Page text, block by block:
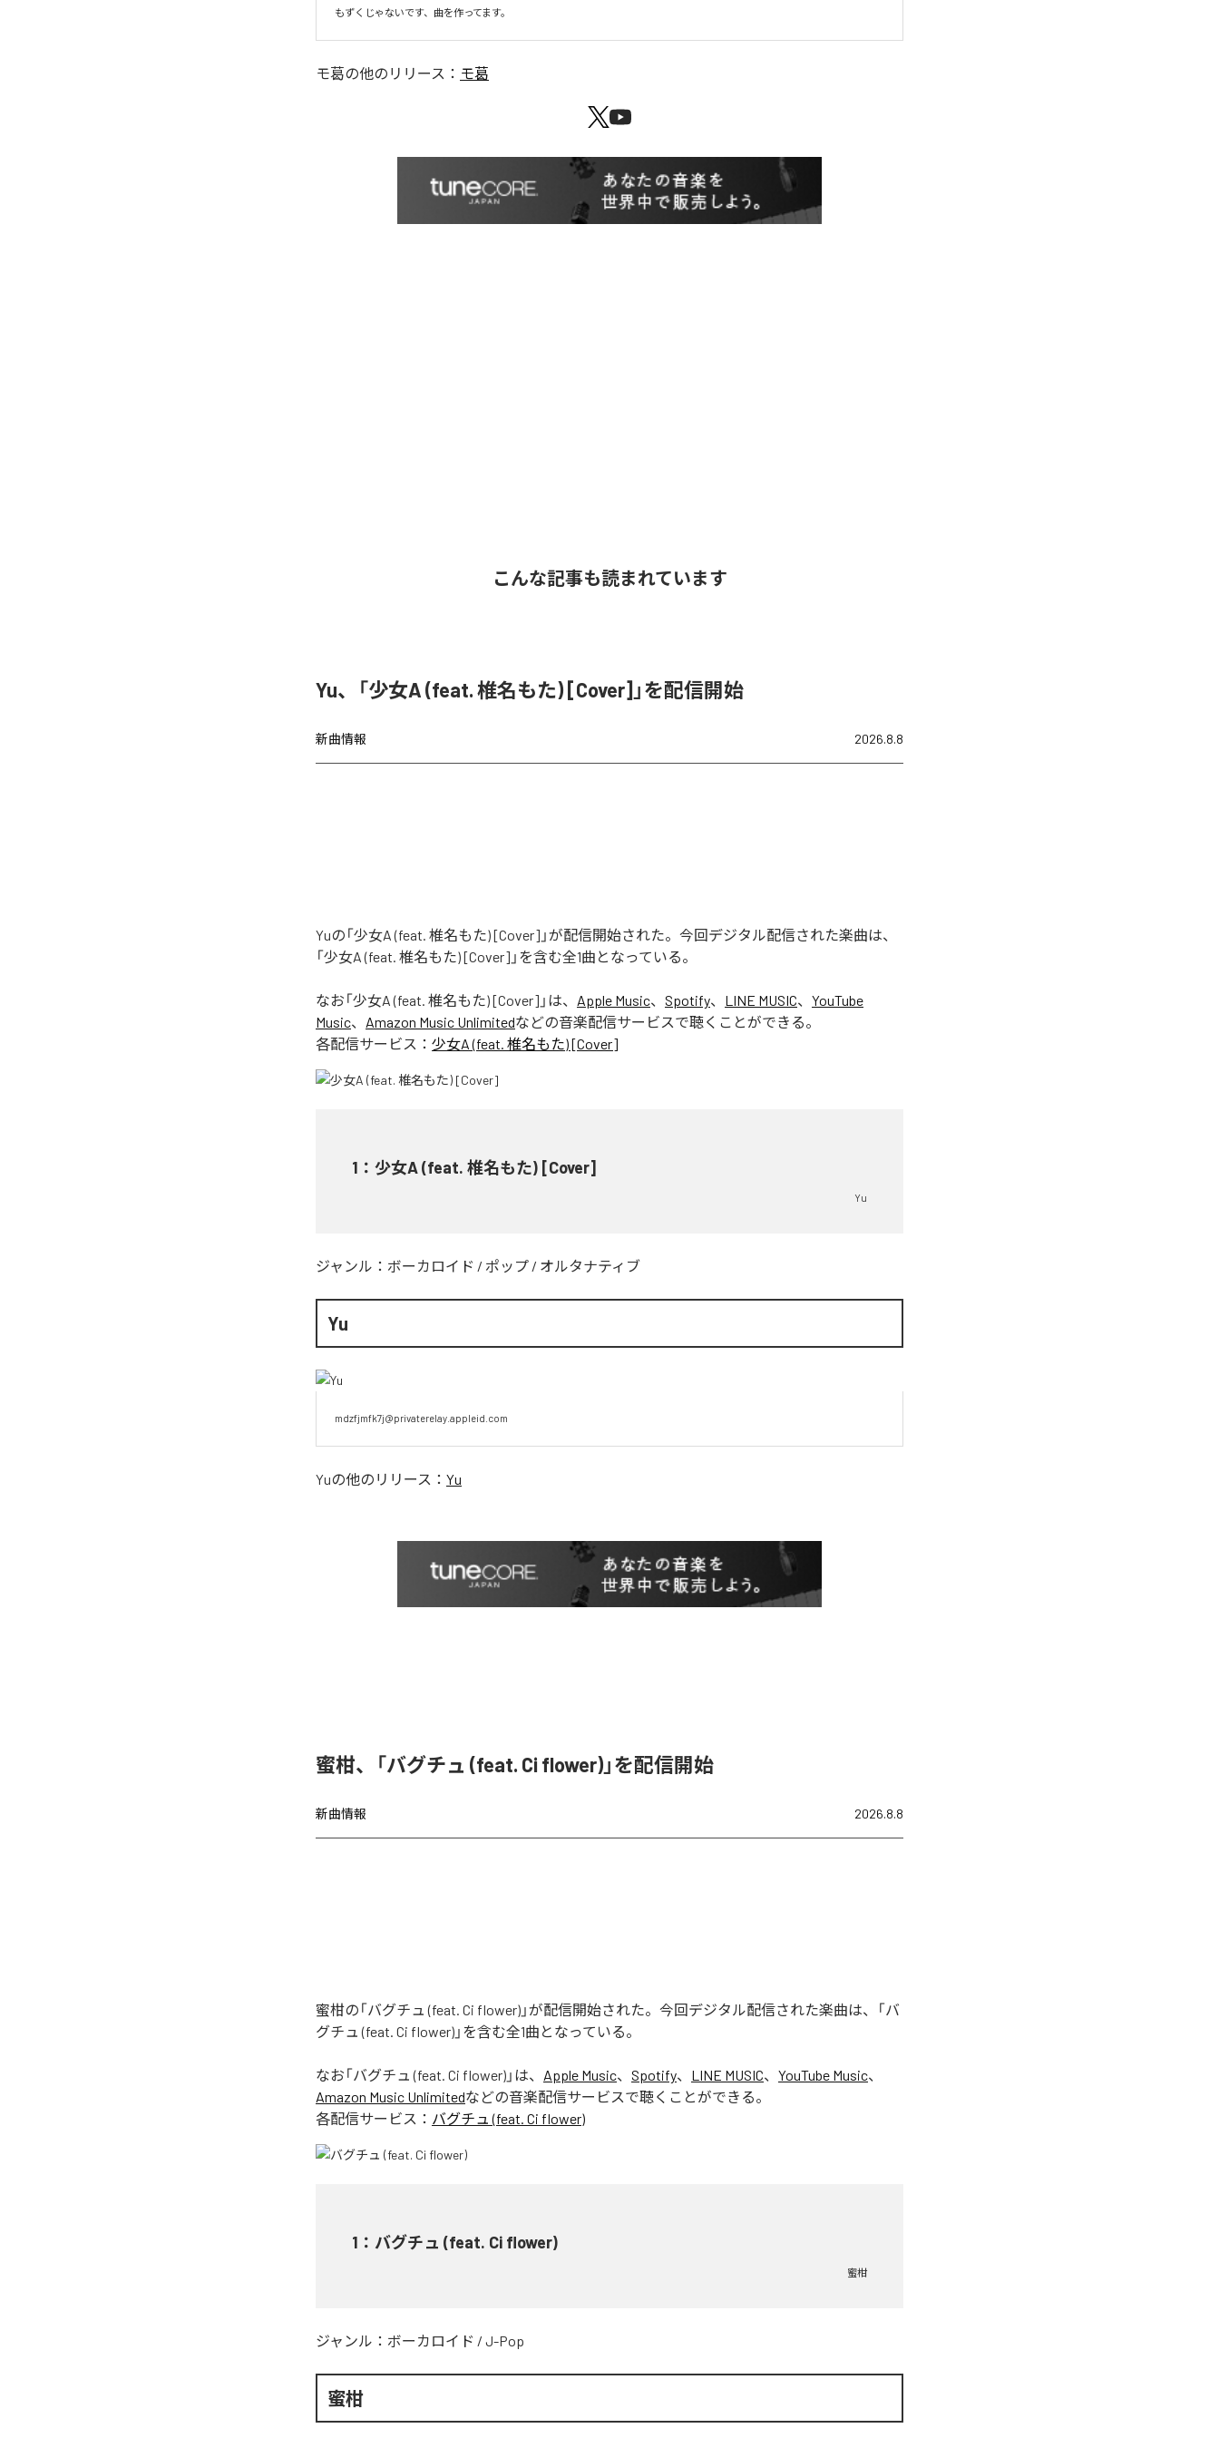
もずくじゃないです、曲を作ってます。
モ葛の他のリリース： モ葛
こんな記事も読まれています
Yu、「少女A (feat. 椎名もた) [Cover]」を配信開始
新曲情報 2026.8.8
Yuの「少女A (feat. 椎名もた) [Cover]」が配信開始された。今回デジタル配信された楽曲は、
「少女A (feat. 椎名もた) [Cover]」を含む全1曲となっている。
なお「少女A (feat. 椎名もた) [Cover] 」は、 Apple Music、 Spotify、 LINE MUSIC、 YouTube
Music、 Amazon Music Unlimitedなどの音楽配信サービスで聴くことができる。
各配信サービス： 少女A (feat. 椎名もた) [Cover]
1 ： 少女A (feat. 椎名もた) [Cover]
Yu
ジャンル： ボーカロイド / ポップ / オルタナティブ
Yu
mdzfjmfk7j@privaterelay.appleid.com
Yuの他のリリース： Yu
蜜柑、「バグチュ (feat. Ci flower)」を配信開始
新曲情報 2026.8.8
蜜柑の「バグチュ (feat. Ci flower)」が配信開始された。今回デジタル配信された楽曲は、「バ
グチュ (feat. Ci flower)」を含む全1曲となっている。
なお「バグチュ (feat. Ci flower) 」は、 Apple Music、 Spotify、 LINE MUSIC、 YouTube Music、
Amazon Music Unlimitedなどの音楽配信サービスで聴くことができる。
各配信サービス： バグチュ (feat. Ci flower)
1 ： バグチュ (feat. Ci flower)
蜜柑
ジャンル： ボーカロイド / J-Pop
蜜柑